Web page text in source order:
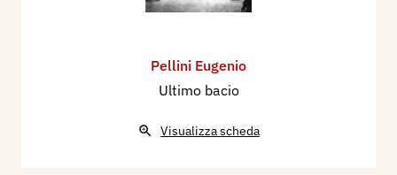
Pellini Eugenio
Ultimo bacio
Visualizza scheda